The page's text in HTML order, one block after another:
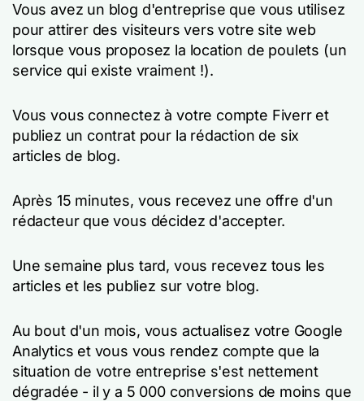
Vous avez un blog d'entreprise que vous utilisez
pour attirer des visiteurs vers votre site web
lorsque vous proposez la location de poulets (un
service qui existe vraiment !).
Vous vous connectez à votre compte Fiverr et
publiez un contrat pour la rédaction de six
articles de blog.
Après 15 minutes, vous recevez une offre d'un
rédacteur que vous décidez d'accepter.
Une semaine plus tard, vous recevez tous les
articles et les publiez sur votre blog.
Au bout d'un mois, vous actualisez votre Google
Analytics et vous vous rendez compte que la
situation de votre entreprise s'est nettement
dégradée - il y a 5 000 conversions de moins que